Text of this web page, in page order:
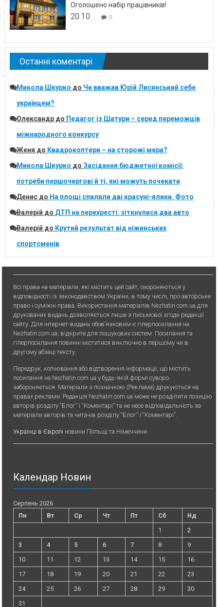
Оголошено набір працівників!
20.10. 0
Останні коментарі
Микола Шкурко до Чи вважав Юрій Лисянський себе
українцем?
Олександрдо Педагог із Шатури – серед переможців
міжнародного конкурсу
Женя до Квадрокоптери – на сторожі мера?
Микола Шкурко до Засідання бюджетної комісії:
потреби першочергові й ті, які можуть почекати
Денисдо На площі спиляли дві красуні-ялини. Фото
Валерій до ДТП на перехресті: зіткнулися два авто
Валерій до Крутий результат від ніжинських
спортсменів
Всі права на матеріали, які містить цей сайт, охороняються у
відповідності із законодавством України, в тому числі, про авторське
право і суміжні права. Використання матерiалiв Nezhatin.com.ua для
друкованих видань дозволяється лише з письмової згоди редакції
сайту. Для iнтернет-видань обов’язковим є гiперпосилання на
Nezhatin.com.ua, відкрите для пошукових систем. Посилання та
гіперпосилання повинні міститися виключно в першому чи в
другому абзаці тексту.
Передрук, копiювання або вiдтворення iнформацiї, що мiстить
посилання на Nezhatin.com.ua у будь-якiй формi суворо
забороняється. Матеріали з позначкою (Реклама) друкуються на
правах реклами. Редакція Nezhatin.com.ua може не розділяти позицію
авторів розділу “Блог” і “Коментарі” та не несе відповідальність за
матеріали авторів та читачів розділу “Блог” і “Коментарі”.
Українці в Європі новини Польщі та Німеччини
Календар Новин
Серпень 2026
Пн
Вт Ср Чт Пт Сб
Нд
1
2
3
4 5 6 7 8
9
10
11 12 13 14 15
16
17
18 19 20 21 22
23
24
25 26 27 28 29
30
31